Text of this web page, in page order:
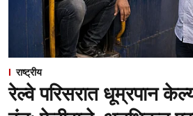
राष्ट्रीय
रेल्वे परिसरात धूम्रपान